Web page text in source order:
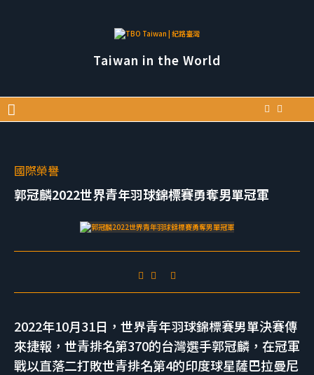
Taiwan in the World
國際榮譽
郭冠麟2022世界青年羽球錦標賽勇奪男單冠軍
2022年10月31日，世界青年羽球錦標賽男單決賽傳
來捷報，世青排名第370的台灣選手郭冠麟，在冠軍
戰以直落二打敗世青排名第4的印度球星薩巴拉曼尼